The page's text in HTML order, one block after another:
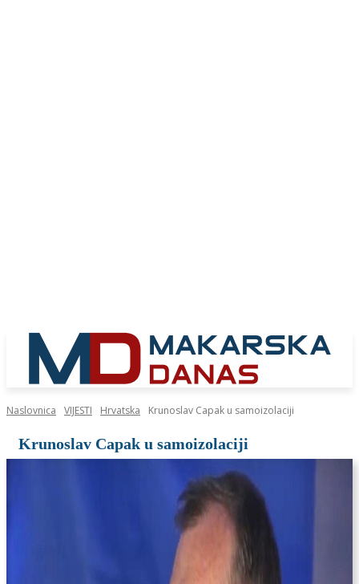
Naslovnica VIJESTI Hrvatska Krunoslav Capak u samoizolaciji
Krunoslav Capak u samoizolaciji